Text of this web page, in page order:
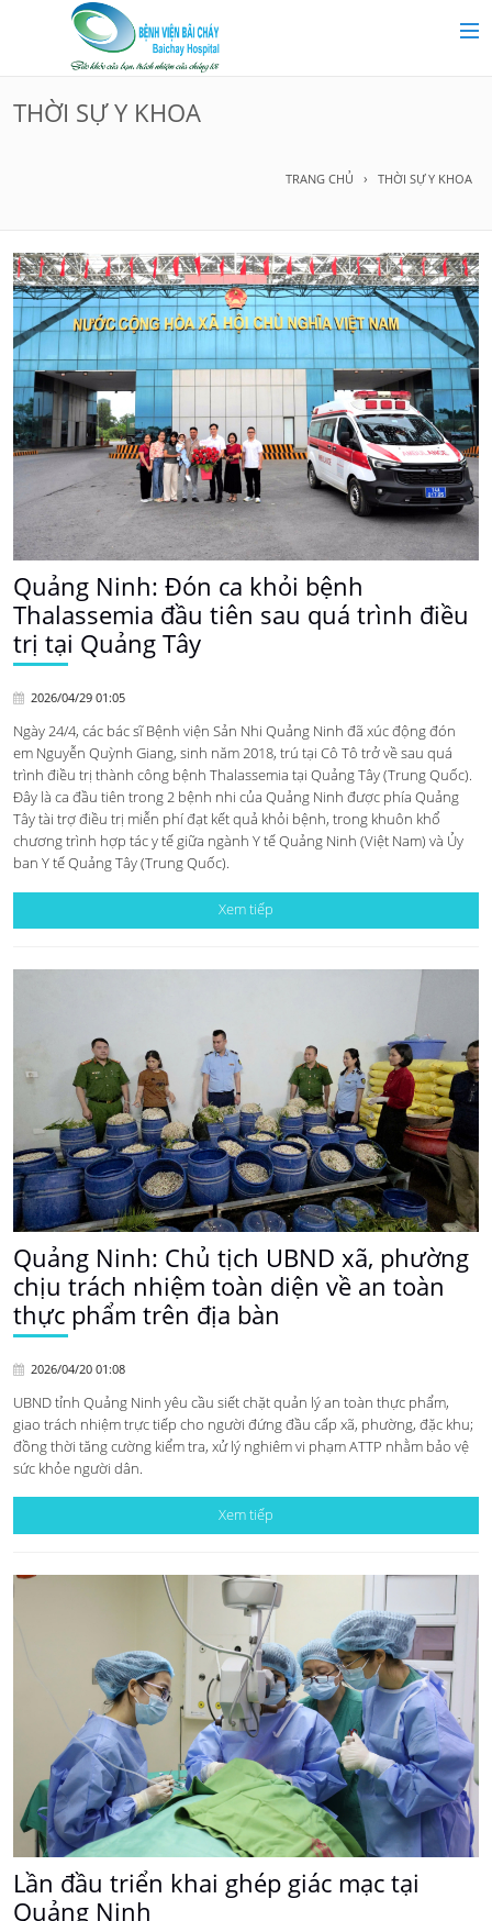
Tin tức
Dịch vụ y tế
Dành cho khách hàng
THỜI SỰ Y KHOA
TRANG CHỦ THỜI SỰ Y KHOA
Quảng Ninh: Đón ca khỏi bệnh
Thalassemia đầu tiên sau quá trình điều
trị tại Quảng Tây
2026/04/29 01:05
Ngày 24/4, các bác sĩ Bệnh viện Sản Nhi Quảng Ninh đã xúc động đón
em Nguyễn Quỳnh Giang, sinh năm 2018, trú tại Cô Tô trở về sau quá
trình điều trị thành công bệnh Thalassemia tại Quảng Tây (Trung Quốc).
Đây là ca đầu tiên trong 2 bệnh nhi của Quảng Ninh được phía Quảng
Tây tài trợ điều trị miễn phí đạt kết quả khỏi bệnh, trong khuôn khổ
chương trình hợp tác y tế giữa ngành Y tế Quảng Ninh (Việt Nam) và Ủy
ban Y tế Quảng Tây (Trung Quốc).
Xem tiếp
Quảng Ninh: Chủ tịch UBND xã, phường
chịu trách nhiệm toàn diện về an toàn
thực phẩm trên địa bàn
2026/04/20 01:08
UBND tỉnh Quảng Ninh yêu cầu siết chặt quản lý an toàn thực phẩm,
giao trách nhiệm trực tiếp cho người đứng đầu cấp xã, phường, đặc khu;
đồng thời tăng cường kiểm tra, xử lý nghiêm vi phạm ATTP nhằm bảo vệ
sức khỏe người dân.
Xem tiếp
Lần đầu triển khai ghép giác mạc tại
Quảng Ninh